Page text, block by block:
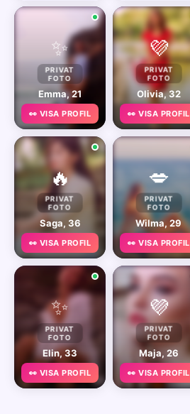
✨
PRIVAT
FOTO
Emma, 21
👀 VISA PROFIL
💜
PRIVAT
FOTO
Olivia, 32
👀 VISA PROFIL
🔥
PRIVAT
FOTO
Saga, 36
👀 VISA PROFIL
💋
PRIVAT
FOTO
Wilma, 29
👀 VISA PROFIL
✨
PRIVAT
FOTO
Elin, 33
👀 VISA PROFIL
💜
PRIVAT
FOTO
Maja, 26
👀 VISA PROFIL